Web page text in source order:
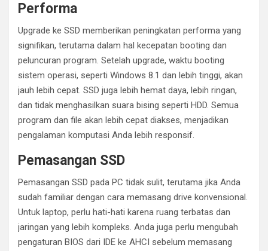
Performa
Upgrade ke SSD memberikan peningkatan performa yang
signifikan, terutama dalam hal kecepatan booting dan
peluncuran program. Setelah upgrade, waktu booting
sistem operasi, seperti Windows 8.1 dan lebih tinggi, akan
jauh lebih cepat. SSD juga lebih hemat daya, lebih ringan,
dan tidak menghasilkan suara bising seperti HDD. Semua
program dan file akan lebih cepat diakses, menjadikan
pengalaman komputasi Anda lebih responsif.
Pemasangan SSD
Pemasangan SSD pada PC tidak sulit, terutama jika Anda
sudah familiar dengan cara memasang drive konvensional.
Untuk laptop, perlu hati-hati karena ruang terbatas dan
jaringan yang lebih kompleks. Anda juga perlu mengubah
pengaturan BIOS dari IDE ke AHCI sebelum memasang